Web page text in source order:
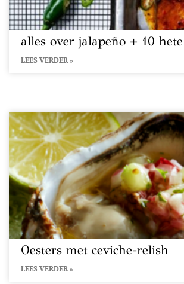
alles over jalapeño + 10
LEES VERDER »
Oesters met ceviche-relish
LEES VERDER »